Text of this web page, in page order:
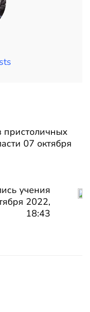
пристоличных
07 октября
учения
2022,
18:43